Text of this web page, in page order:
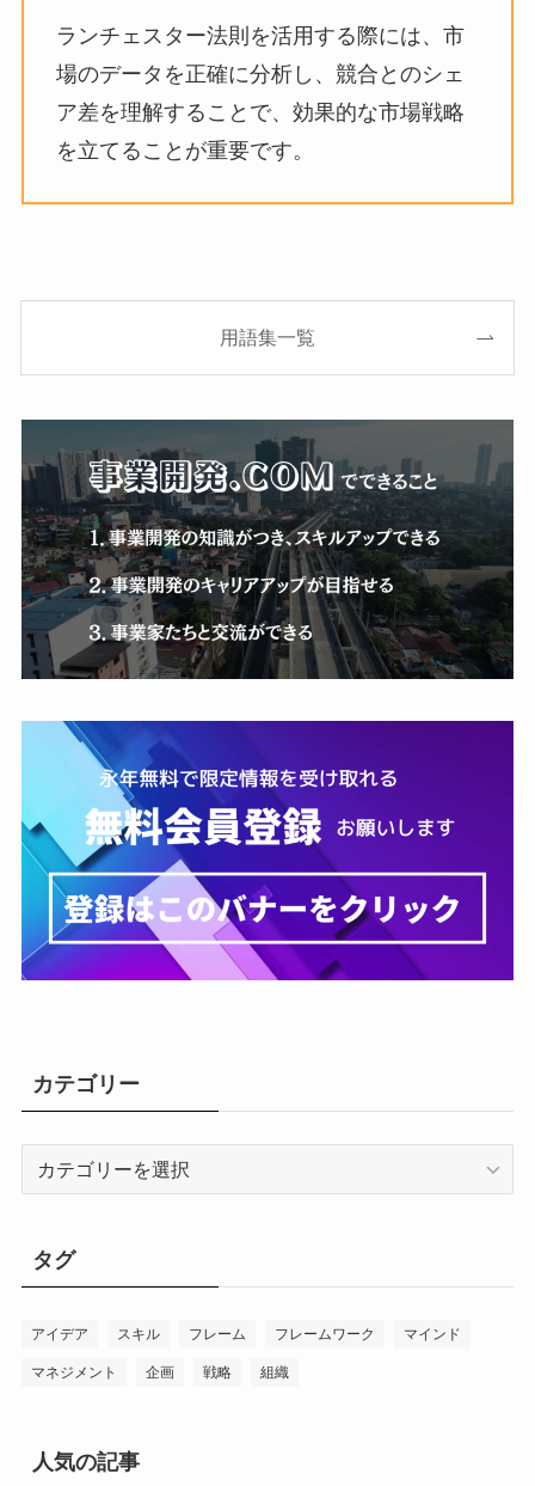
ランチェスター法則を活用する際には、市
場のデータを正確に分析し、競合とのシェ
ア差を理解することで、効果的な市場戦略
を立てることが重要です。
用語集一覧
カテゴリー
ー
タグ
アイデア スキル フレーム フレームワーク マインド
マネジメント 企画 戦略 組織
人気の記事